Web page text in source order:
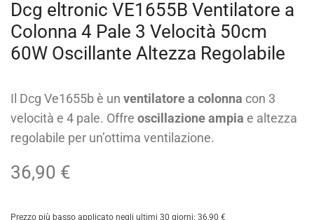
Dcg eltronic VE1655B Ventilatore a
Colonna 4 Pale 3 Velocità 50cm
60W Oscillante Altezza Regolabile
Il Dcg Ve1655b è un ventilatore a colonna con 3
velocità e 4 pale. Offre oscillazione ampia e altezza
regolabile per un’ottima ventilazione.
36,90 €
Prezzo più basso applicato negli ultimi 30 giorni: 36,90 €